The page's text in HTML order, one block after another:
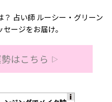
占い師 ルーシー・グリーン
ージをお届け。
はこちら ▷